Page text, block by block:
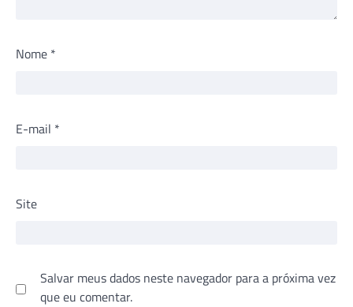
Nome *
E-mail *
Site
Salvar meus dados neste navegador para a próxima vez
que eu comentar.